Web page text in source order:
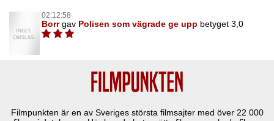
02:12:58
Borrgav Polisen som vägrade ge upp betyget 3,0
Filmpunkten är en av Sveriges största filmsajter med över 22 000